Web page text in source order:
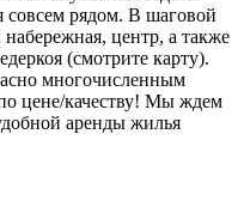
совсем рядом. В шаговой
центр, а также
(смотрите карту).
многочисленным
цене/качеству! Мы ждем
аренды жилья